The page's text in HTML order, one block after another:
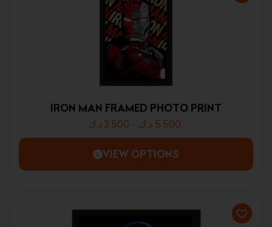
IRON MAN FRAMED PHOTO PRINT
3.500 د.ك - 5.500 د.ك
VIEW OPTIONS